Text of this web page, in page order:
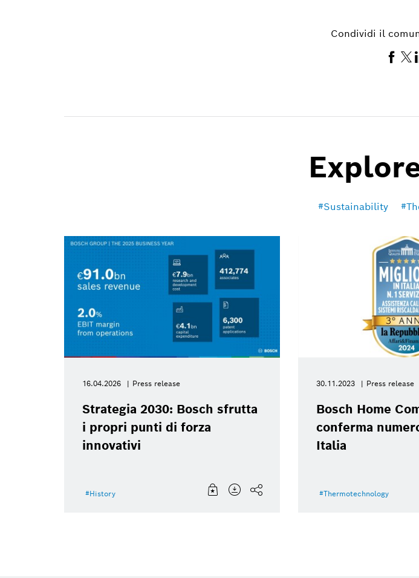
Condividi il
Sustainability
16.04.2026 Press release
Strategia 2030: Bosch sfrutta
i propri punti di forza
innovativi
History
30.11.2023 Press release
Bosch Home
conferma
Italia
Thermotechnology